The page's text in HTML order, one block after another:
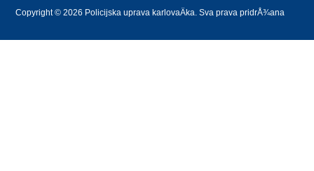
Copyright © 2026 Policijska uprava karlovaÄka. Sva prava pridrÅ¾ana